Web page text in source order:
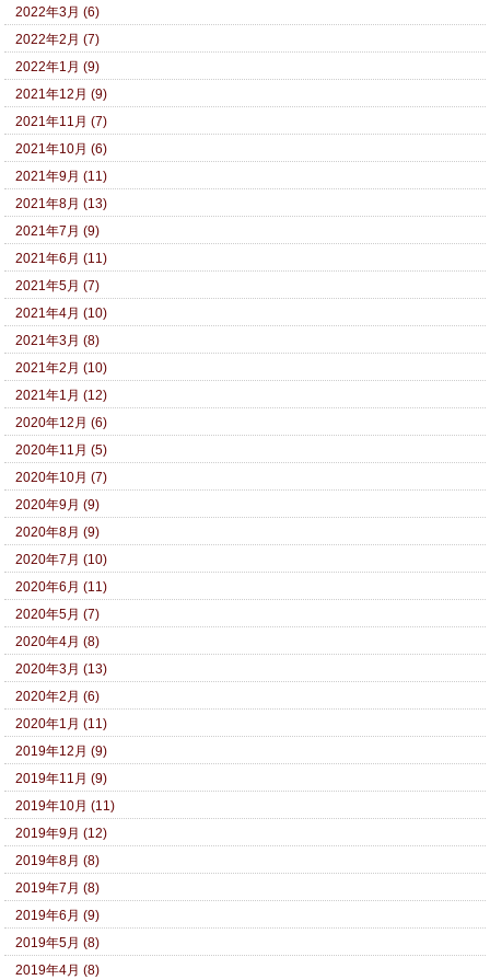
2022年3月 (6)
2022年2月 (7)
2022年1月 (9)
2021年12月 (9)
2021年11月 (7)
2021年10月 (6)
2021年9月 (11)
2021年8月 (13)
2021年7月 (9)
2021年6月 (11)
2021年5月 (7)
2021年4月 (10)
2021年3月 (8)
2021年2月 (10)
2021年1月 (12)
2020年12月 (6)
2020年11月 (5)
2020年10月 (7)
2020年9月 (9)
2020年8月 (9)
2020年7月 (10)
2020年6月 (11)
2020年5月 (7)
2020年4月 (8)
2020年3月 (13)
2020年2月 (6)
2020年1月 (11)
2019年12月 (9)
2019年11月 (9)
2019年10月 (11)
2019年9月 (12)
2019年8月 (8)
2019年7月 (8)
2019年6月 (9)
2019年5月 (8)
2019年4月 (8)